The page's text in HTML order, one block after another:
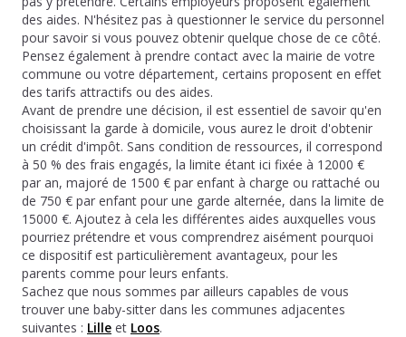
des aides. N'hésitez pas à questionner le service du personnel
pour savoir si vous pouvez obtenir quelque chose de ce côté.
Pensez également à prendre contact avec la mairie de votre
commune ou votre département, certains proposent en effet
des tarifs attractifs ou des aides.
Avant de prendre une décision, il est essentiel de savoir qu'en
choisissant la garde à domicile, vous aurez le droit d'obtenir
un crédit d'impôt. Sans condition de ressources, il correspond
à 50 % des frais engagés, la limite étant ici fixée à 12000 €
par an, majoré de 1500 € par enfant à charge ou rattaché ou
de 750 € par enfant pour une garde alternée, dans la limite de
15000 €. Ajoutez à cela les différentes aides auxquelles vous
pourriez prétendre et vous comprendrez aisément pourquoi
ce dispositif est particulièrement avantageux, pour les
parents comme pour leurs enfants.
Sachez que nous sommes par ailleurs capables de vous
trouver une baby-sitter dans les communes adjacentes
suivantes : Lille et Loos.